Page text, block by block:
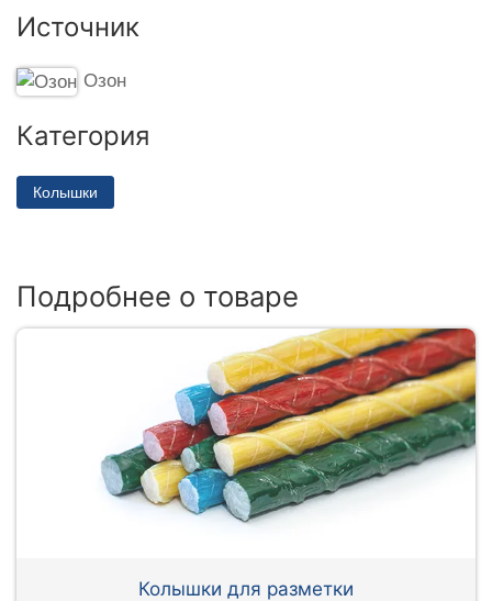
Источник
Озон
Категория
Колышки
Подробнее о товаре
Колышки для разметки